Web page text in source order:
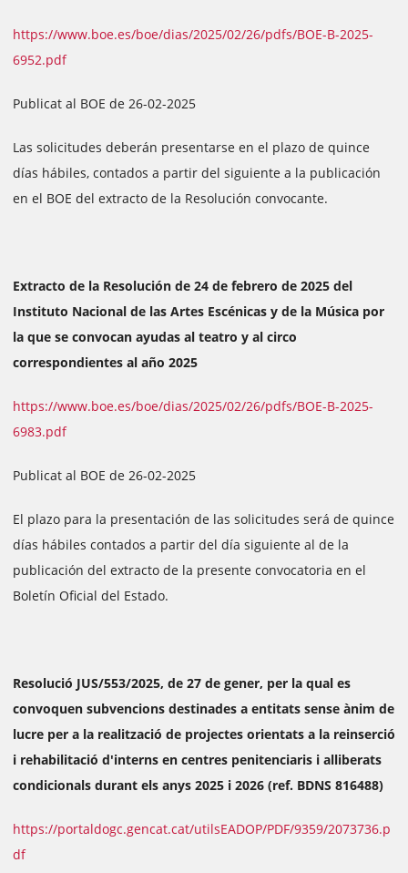
https://www.boe.es/boe/dias/2025/02/26/pdfs/BOE-B-2025-
6952.pdf
Publicat al BOE de 26-02-2025
Las solicitudes deberán presentarse en el plazo de quince
días hábiles, contados a partir del siguiente a la publicación
en el BOE del extracto de la Resolución convocante.
Extracto de la Resolución de 24 de febrero de 2025 del
Instituto Nacional de las Artes Escénicas y de la Música por
la que se convocan ayudas al teatro y al circo
correspondientes al año 2025
https://www.boe.es/boe/dias/2025/02/26/pdfs/BOE-B-2025-
6983.pdf
Publicat al BOE de 26-02-2025
El plazo para la presentación de las solicitudes será de quince
días hábiles contados a partir del día siguiente al de la
publicación del extracto de la presente convocatoria en el
Boletín Oficial del Estado.
Resolució JUS/553/2025, de 27 de gener, per la qual es
convoquen subvencions destinades a entitats sense ànim de
lucre per a la realització de projectes orientats a la reinserció
i rehabilitació d'interns en centres penitenciaris i alliberats
condicionals durant els anys 2025 i 2026 (ref. BDNS 816488)
https://portaldogc.gencat.cat/utilsEADOP/PDF/9359/2073736.p
df